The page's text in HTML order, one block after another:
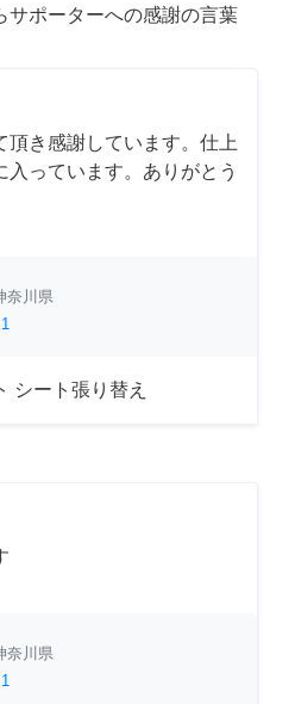
サポーターへの感謝の言葉
頂き感謝しています。仕上
入っています。ありがとう
奈川県
1
シート張り替え
奈川県
1